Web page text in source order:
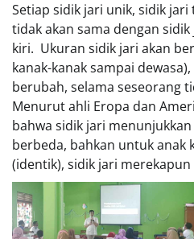
Setiap sidik jari unik, sidik
tidak akan sama dengan
kiri. Ukuran sidik jari akan
kanak-kanak sampai
berubah, selama seseorang
Menurut ahli Eropa dan
bahwa sidik jari
berbeda, bahkan untuk anak
(identik), sidik jari